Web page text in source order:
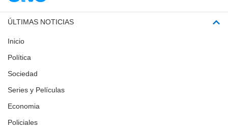
ÚLTIMAS NOTICIAS
Inicio
Política
Sociedad
Series y Películas
Economia
Policiales